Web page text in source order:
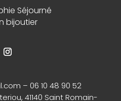
Séjourné
bijoutier
– 06 10 48 90 52
41140 Saint Romain-